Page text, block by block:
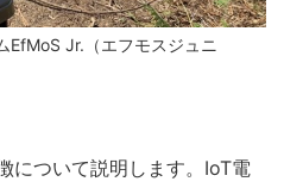
EfMoS Jr.（エフモスジュニ
について説明します。IoT電